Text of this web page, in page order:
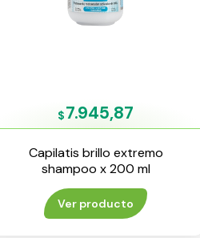
$7.945,87
Capilatis brillo extremo
shampoo x 200 ml
Ver producto